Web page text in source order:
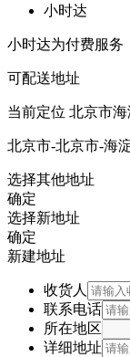
小时达
小时达为付费服务
可配送地址
当前定位 北京市海
北京市-北京市-海
选择其他地址
确定
选择新地址
确定
新建地址
收货人
联系电话
所在地区
详细地址